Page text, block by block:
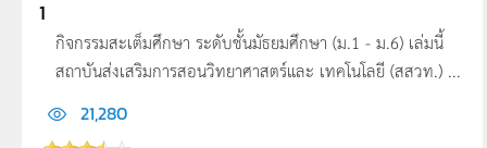
1
กิจกรรมสะเต็มศึกษา ระดับชั้นมัธยมศึกษา (ม.1 - ม.6) เล่มนี้
สถาบันส่งเสริมการสอนวิทยาศาสตร์และ เทคโนโลยี (สสวท.) ...
21,280